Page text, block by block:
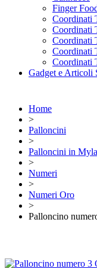
Finger
Coordinati
Coordinati
Coordinati
Coordinati
Coordinati
Gadget e Articoli
Home
>
Palloncini
>
Palloncini in
>
Numeri
>
Numeri Oro
>
Palloncino